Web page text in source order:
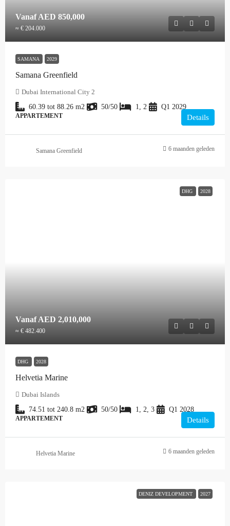
VanafAED 850,000
≈ € 204.000
SAMANA 2029
Samana Greenfield
Dubai International City 2
60.39 tot 88.26 m2 50/50 1, 2 Q1 2029
APPARTEMENT Details
Samana Greenfield 6 maanden geleden
DHG 2028
VanafAED 2,010,000
≈ € 482.400
DHG 2028
Helvetia Marine
Dubai Islands
74.51 tot 240.8 m2 50/50 1, 2, 3 Q1 2028
APPARTEMENT Details
Helvetia Marine 6 maanden geleden
DENIZ DEVELOPMENT 2027